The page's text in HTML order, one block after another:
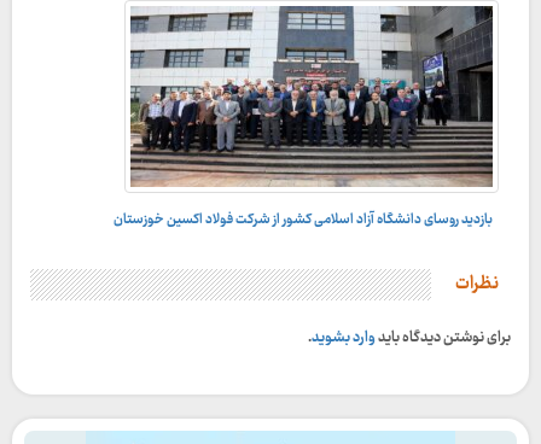
در راستای توسعه تعاملات دانشگاهی انجام می‌شود؛
بازدید روسای دانشگاه آزاد اسلامی کشور از شرکت فولاد اکسین خوزستان
نظرات
برای نوشتن دیدگاه بایدوارد بشوید.